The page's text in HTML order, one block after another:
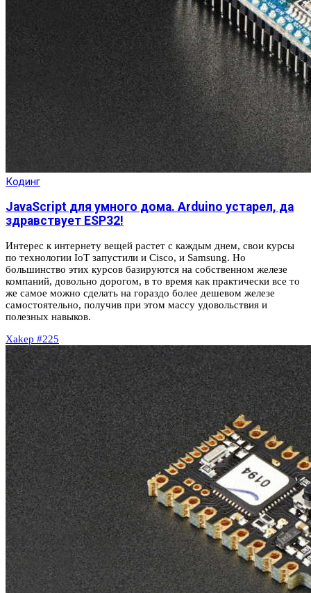
Кодинг
JavaScript для умного дома. Arduino устарел, да
здравствует ESP32!
Интерес к интернету вещей растет с каждым днем, свои курсы
по технологии IoT запустили и Cisco, и Samsung. Но
большинство этих курсов базируются на собственном железе
компаний, довольно дорогом, в то время как практически все то
же самое можно сделать на гораздо более дешевом железе
самостоятельно, получив при этом массу удовольствия и
полезных навыков.
Xakep #225